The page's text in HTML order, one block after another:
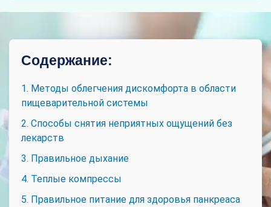
Содержание:
1. Методы облегчения дискомфорта в области
пищеварительной системы
2. Способы снятия неприятных ощущений без
лекарств
3. Правильное дыхание
4. Теплые компрессы
5. Правильное питание для здоровья панкреаса